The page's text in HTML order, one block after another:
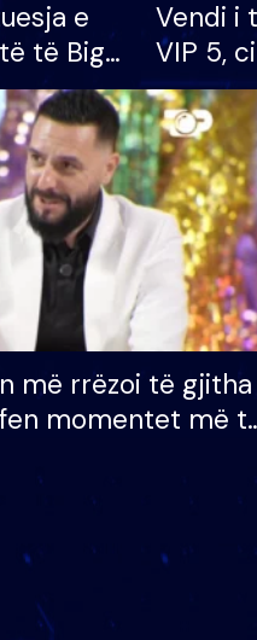
e
të Big
100
Vendi i
VIP 5,
radhës
më rrëzoi të gjitha
momentet më
kur…